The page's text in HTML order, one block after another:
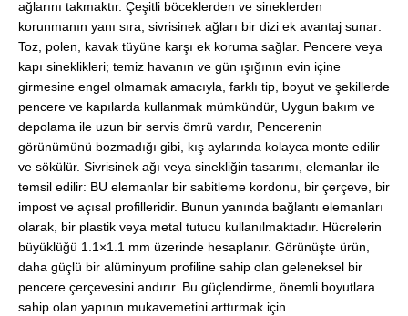
ağlarını takmaktır. Çeşitli böceklerden ve sineklerden
korunmanın yanı sıra, sivrisinek ağları bir dizi ek avantaj sunar:
Toz, polen, kavak tüyüne karşı ek koruma sağlar. Pencere veya
kapı sineklikleri; temiz havanın ve gün ışığının evin içine
girmesine engel olmamak amacıyla, farklı tip, boyut ve şekillerde
pencere ve kapılarda kullanmak mümkündür, Uygun bakım ve
depolama ile uzun bir servis ömrü vardır, Pencerenin
görünümünü bozmadığı gibi, kış aylarında kolayca monte edilir
ve sökülür. Sivrisinek ağı veya sinekliğin tasarımı, elemanlar ile
temsil edilir: BU elemanlar bir sabitleme kordonu, bir çerçeve, bir
impost ve açısal profilleridir. Bunun yanında bağlantı elemanları
olarak, bir plastik veya metal tutucu kullanılmaktadır. Hücrelerin
büyüklüğü 1.1×1.1 mm üzerinde hesaplanır. Görünüşte ürün,
daha güçlü bir alüminyum profiline sahip olan geleneksel bir
pencere çerçevesini andırır. Bu güçlendirme, önemli boyutlara
sahip olan yapının mukavemetini arttırmak için